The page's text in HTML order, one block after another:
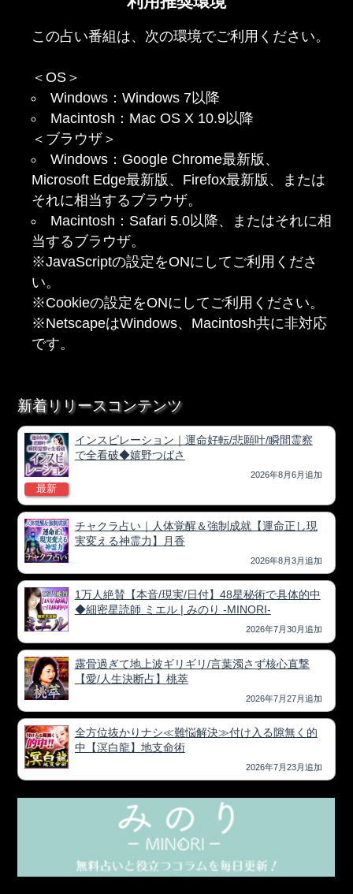
この占い番組は、次の環境でご利用ください。
＜OS＞
Windows：Windows 7以降
Macintosh：Mac OS X 10.9以降
＜ブラウザ＞
Windows：Google Chrome最新版、
Microsoft Edge最新版、Firefox最新版、または
それに相当するブラウザ。
Macintosh：Safari 5.0以降、またはそれに相
当するブラウザ。
※JavaScriptの設定をONにしてご利用くださ
い。
※Cookieの設定をONにしてご利用ください。
※NetscapeはWindows、Macintosh共に非対応
です。
新着リリースコンテンツ
最新
インスピレーション｜運命好転/悲願叶/瞬間霊察
で全看破◆嬉野つばさ
2026年8月6月追加
チャクラ占い｜人体覚醒＆強制成就【運命正し現
実変える神霊力】月香
2026年8月3月追加
1万人絶賛【本音/現実/日付】48星秘術で具体的中
◆細密星読師 ミエル | みのり -MINORI-
2026年7月30月追加
露骨過ぎて地上波ギリギリ/言葉濁さず核心直撃
【愛/人生決断占】桃萃
2026年7月27月追加
全方位抜かりナシ≪難悩解決≫付け入る隙無く的
中【溟白龍】地支命術
2026年7月23月追加